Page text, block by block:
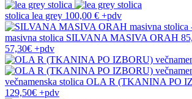
stolica lea grey 100,00 € +pdv
masivna stolica SILVANA MASIVA ORAH
57,30€ +pdv
večnamenska stolica OLA R (TKANINA PO
129,50€ +pdv